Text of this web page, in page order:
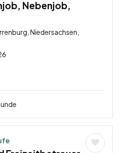
Nebenjob,
Niedersachsen,